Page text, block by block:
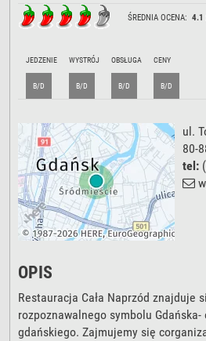
ŚREDNIA OCENA:4.1
JEDZENIE
B/D
WYSTRÓJ
B/D
OBSŁUGA
B/D
CENY
B/D
ul.
80-
tel:
OPIS
Restauracja Cała Naprzód znajduje
rozpoznawalnego symbolu Gdańska-
gdańskiego. Zajmujemy się